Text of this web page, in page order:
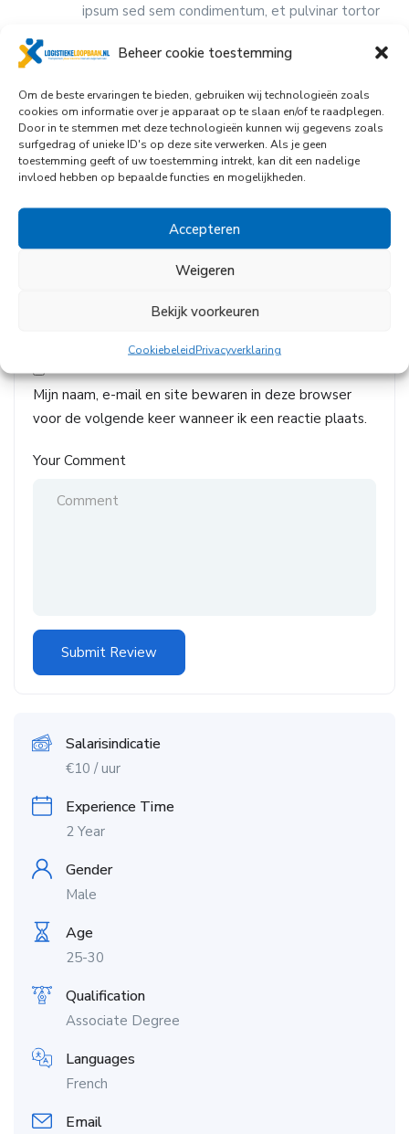
Beheer cookie toestemming
Om de beste ervaringen te bieden, gebruiken wij technologieën zoals
cookies om informatie over je apparaat op te slaan en/of te raadplegen.
Door in te stemmen met deze technologieën kunnen wij gegevens zoals
surfgedrag of unieke ID's op deze site verwerken. Als je geen
toestemming geeft of uw toestemming intrekt, kan dit een nadelige
invloed hebben op bepaalde functies en mogelijkheden.
Accepteren
Weigeren
Bekijk voorkeuren
CookiebeleidPrivacyverklaring
ipsum sed sem condimentum, et pulvinar tortor
elementum aliquam.
Add a review
Your Rating
Mijn naam, e-mail en site bewaren in deze browser
voor de volgende keer wanneer ik een reactie plaats.
Your Comment
Salarisindicatie
€10 / uur
Experience Time
2 Year
Gender
Male
Age
25-30
Qualification
Associate Degree
Languages
French
Email